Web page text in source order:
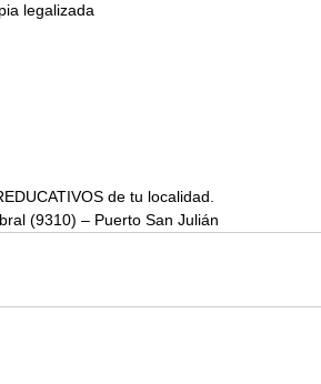
legalizada
de tu localidad.
(9310) – Puerto San Julián